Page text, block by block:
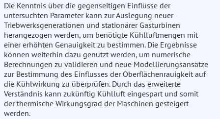
Die Kenntnis über die gegenseitigen Einflüsse der
untersuchten Parameter kann zur Auslegung neuer
Triebwerksgenerationen und stationärer Gasturbinen
herangezogen werden, um benötigte Kühlluftmengen mit
einer erhöhten Genauigkeit zu bestimmen. Die Ergebnisse
können weiterhin dazu genutzt werden, um numerische
Berechnungen zu validieren und neue Modellierungsansätze
zur Bestimmung des Einflusses der Oberflächenrauigkeit auf
die Kühlwirkung zu überprüfen. Durch das erweiterte
Verständnis kann zukünftig Kühlluft eingespart und somit
der thermische Wirkungsgrad der Maschinen gesteigert
werden.